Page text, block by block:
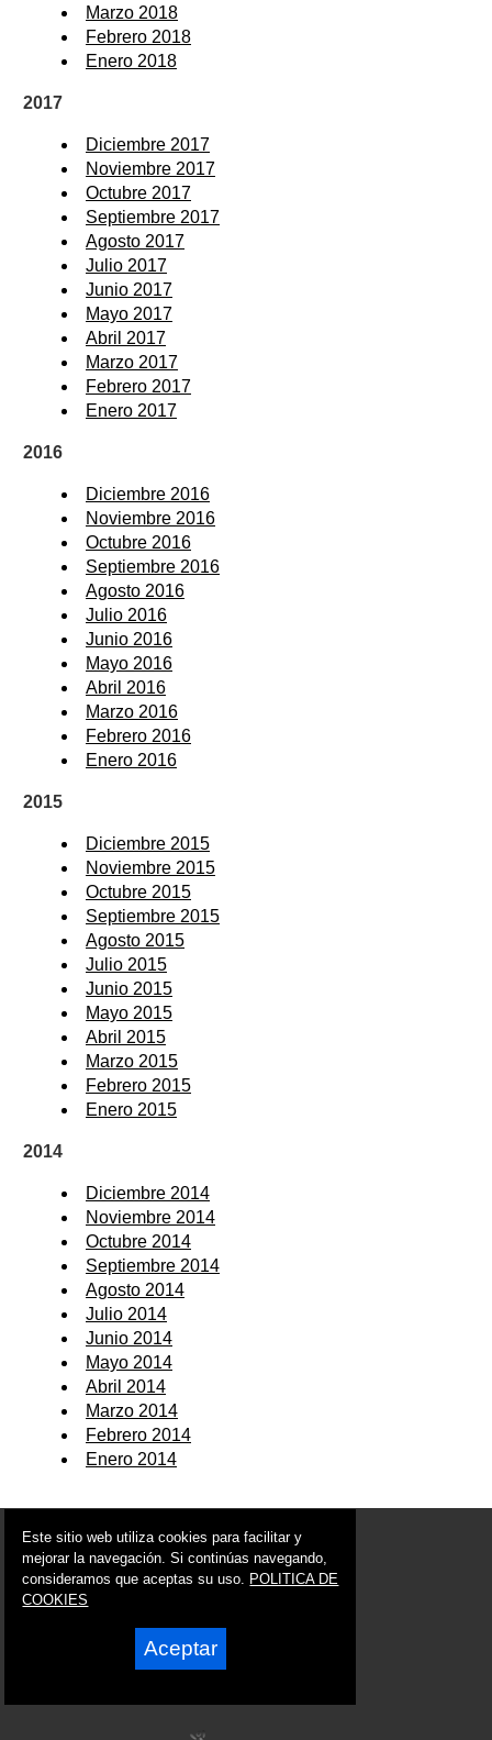
Marzo 2018
Febrero 2018
Enero 2018
2017
Diciembre 2017
Noviembre 2017
Octubre 2017
Septiembre 2017
Agosto 2017
Julio 2017
Junio 2017
Mayo 2017
Abril 2017
Marzo 2017
Febrero 2017
Enero 2017
2016
Diciembre 2016
Noviembre 2016
Octubre 2016
Septiembre 2016
Agosto 2016
Julio 2016
Junio 2016
Mayo 2016
Abril 2016
Marzo 2016
Febrero 2016
Enero 2016
2015
Diciembre 2015
Noviembre 2015
Octubre 2015
Septiembre 2015
Agosto 2015
Julio 2015
Junio 2015
Mayo 2015
Abril 2015
Marzo 2015
Febrero 2015
Enero 2015
2014
Diciembre 2014
Noviembre 2014
Octubre 2014
Septiembre 2014
Agosto 2014
Julio 2014
Junio 2014
Mayo 2014
Abril 2014
Marzo 2014
Febrero 2014
Enero 2014
© 2006 - 2026 Portal de Cieza Noticias
info@portaldecieza.es
Síguenos en:
Este sitio web utiliza cookies para facilitar y
mejorar la navegación. Si continúas navegando,
consideramos que aceptas su uso. POLITICA DE
COOKIES
Aceptar